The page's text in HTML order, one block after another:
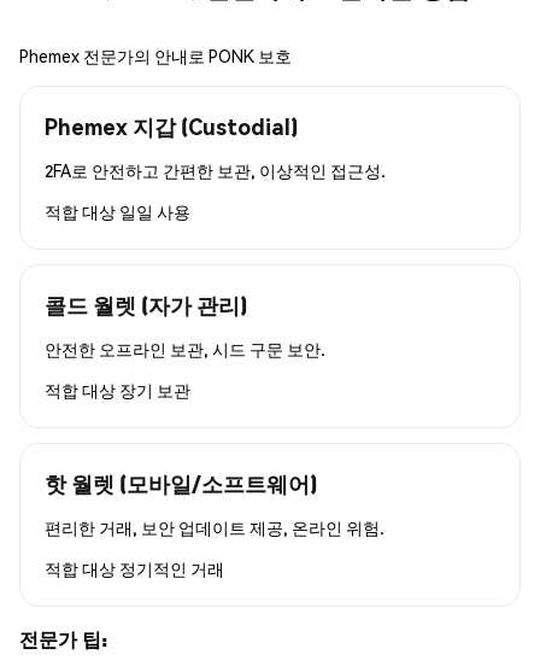
Phemex 전문가의 안내로 PONK 보호
Phemex 지갑 (Custodial)
2FA로 안전하고 간편한 보관, 이상적인 접근성.
적합 대상 일일 사용
콜드 월렛 (자가 관리)
안전한 오프라인 보관, 시드 구문 보안.
적합 대상 장기 보관
핫 월렛 (모바일/소프트웨어)
편리한 거래, 보안 업데이트 제공, 온라인 위험.
적합 대상 정기적인 거래
전문가 팁: